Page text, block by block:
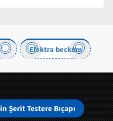
Elektra beckum
Şerit Testere Bıçapı